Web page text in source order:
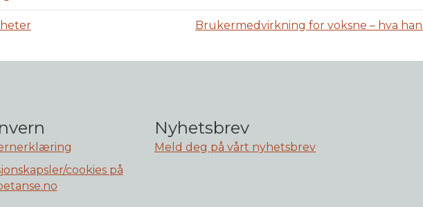
Brukermedvirkning for voksne – hva
cookies på
Nyhetsbrev
Meld deg på vårt nyhetsbrev